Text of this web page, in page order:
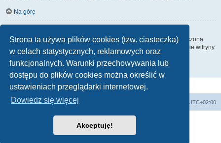
Strona ta używa plików cookies (tzw. ciasteczka)
w celach statystycznych, reklamowych oraz
funkcjonalnych. Warunki przechowywania lub
dostępu do plików cookies można określić w
ustawieniach przeglądarki internetowej.
Dowiedz się więcej
Akceptuję!
Na górę
Wszyscy użytkownicy witryny mogą używać – jeśli funkcja ta jest włączona
przez administratora witryny – formularza „Kontakt z nami”. Członkowie witryny
mogą także używać odnośnika „Zespół administracyjny”.
Na górę
Strona domowa Strona główna UTC+02:00
Polski pakiet językowy dostarcza